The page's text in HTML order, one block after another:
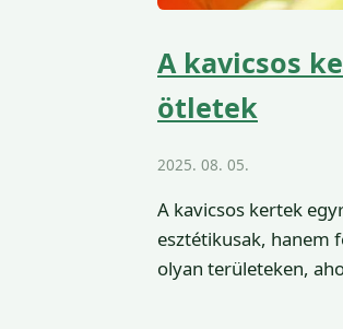
A kavicsos
ötletek
2025. 08. 05.
A kavicsos kertek
esztétikusak, hanem
olyan területeken,